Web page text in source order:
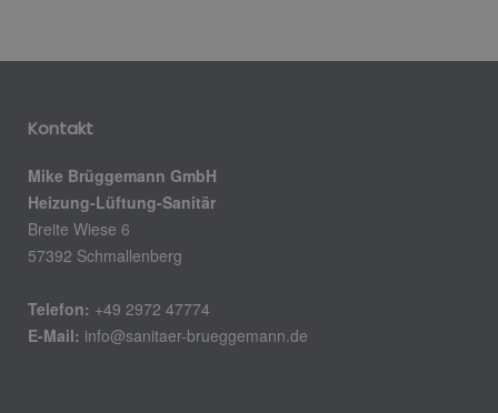
Kontakt
Mike Brüggemann GmbH
Heizung-Lüftung-Sanitär
Breite Wiese 6
57392 Schmallenberg
Telefon: +49 2972 47774
E-Mail: info@sanitaer-brueggemann.de